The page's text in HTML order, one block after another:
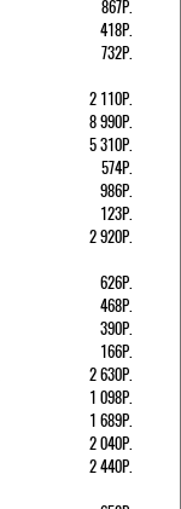
867Р.
418Р.
732Р.
2 110Р.
8 990Р.
5 310Р.
574Р.
986Р.
123Р.
2 920Р.
626Р.
468Р.
390Р.
166Р.
2 630Р.
1 098Р.
1 689Р.
2 040Р.
2 440Р.